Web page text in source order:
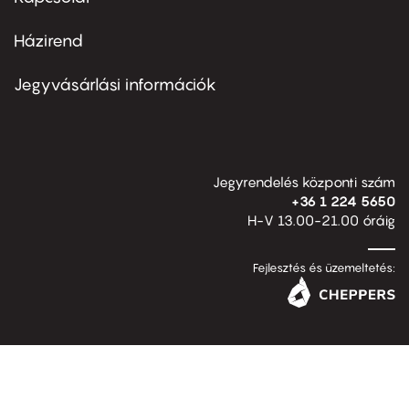
Footer
second
Házirend
Jegyvásárlási információk
Jegyrendelés központi szám
+36 1 224 5650
H-V 13.00-21.00 óráig
Fejlesztés és üzemeltetés: